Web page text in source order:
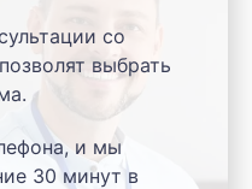
со
выбрать
и мы
30 минут в